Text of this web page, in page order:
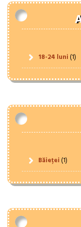
18-24 luni(1)
Băieței(1)